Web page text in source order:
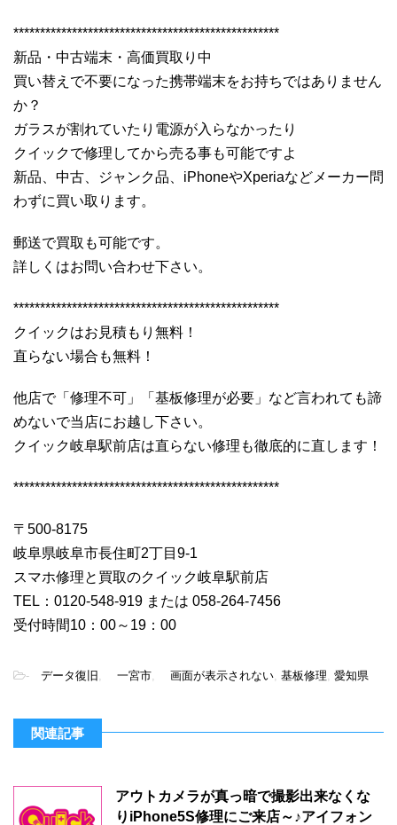
**************************************************
新品・中古端末・高価買取り中
買い替えで不要になった携帯端末をお持ちではありません
か？
ガラスが割れていたり電源が入らなかったり
クイックで修理してから売る事も可能ですよ
新品、中古、ジャンク品、iPhoneやXperiaなどメーカー問
わずに買い取ります。
郵送で買取も可能です。
詳しくはお問い合わせ下さい。
**************************************************
クイックはお見積もり無料！
直らない場合も無料！
他店で「修理不可」「基板修理が必要」など言われても諦
めないで当店にお越し下さい。
クイック岐阜駅前店は直らない修理も徹底的に直します！
**************************************************
〒500-8175
岐阜県岐阜市長住町2丁目9-1
スマホ修理と買取のクイック岐阜駅前店
TEL：0120-548-919 または 058-264-7456
受付時間10：00～19：00
- データ復旧 一宮市 画面が表示されない 基板修理 愛知県
関連記事
アウトカメラが真っ暗で撮影出来なくな
りiPhone5S修理にご来店～♪アイフォン